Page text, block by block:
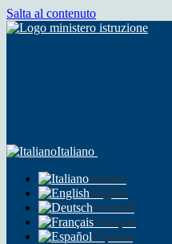
Salta al contenuto
Italiano
Italiano
English
Deutsch
Français
Español